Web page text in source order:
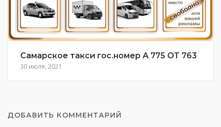
Самарское такси гос.номер А 775 ОТ 763
30 июля, 2021
ДОБАВИТЬ КОММЕНТАРИЙ